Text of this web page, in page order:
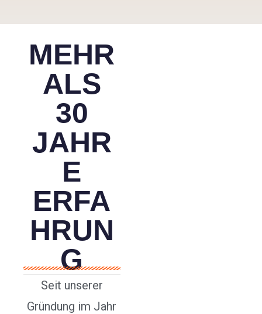
MEHR
ALS
30
JAHR
E
ERFA
HRUN
G
Seit unserer
Gründung im Jahr